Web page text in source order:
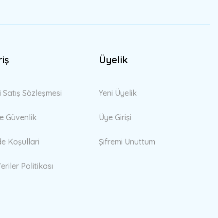
Sözleşmesi
Güvenlik
Koşullari
Politikası
Üyelik
Yeni Üyelik
Üye Girişi
Şifremi Unuttum